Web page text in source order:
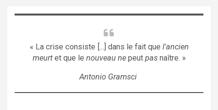
« La crise consiste [...] dans le fait que l'ancien
meurtet que le nouveau nepeut pasnaître. »
Antonio Gramsci